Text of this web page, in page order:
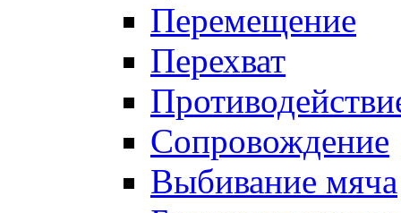
Перемещение
Перехват
Сопровождение
Выбивание мяча